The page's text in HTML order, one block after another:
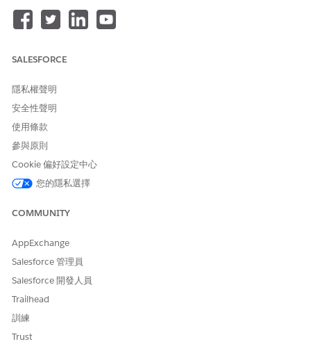
答的特定文件和區段來提供「來源引號 (奠基)」。
設定「招募常見問題工作人員」之前,請先檢閱這些考量事項。
使用 Agentforce 設定招募協助的先決條件
在您設定工作人員協助潛在工作應徵者之前,請先完成下列先決
條件。
設定招募常見問題工作人員
在您的 Experience Cloud 網站上設定並部署「招募常見問題」
工作人員,以協助潛在工作應徵者。
請讓我們知道，以便我們改進！
SALESFORCE
隱私權聲明
安全性聲明
使用條款
參與原則
Cookie 偏好設定中心
您的隱私選擇
COMMUNITY
AppExchange
Salesforce 管理員
Salesforce 開發人員
Trailhead
訓練
Trust